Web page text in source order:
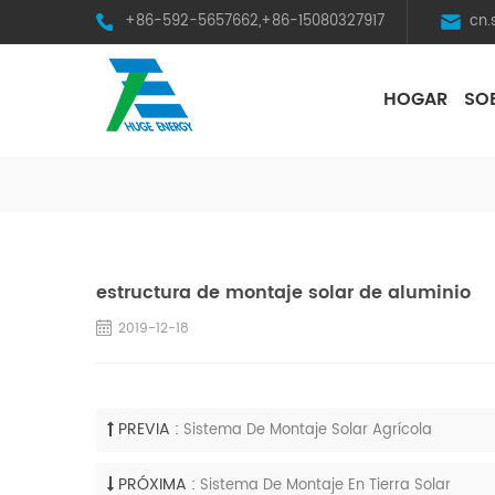
+86-592-5657662,+86-15080327917
HOGAR
estructura de montaje solar de aluminio
2019-12-18
PREVIA : Sistema De Montaje Solar Agrícola
PRÓXIMA : Sistema De Montaje En Tierra Solar